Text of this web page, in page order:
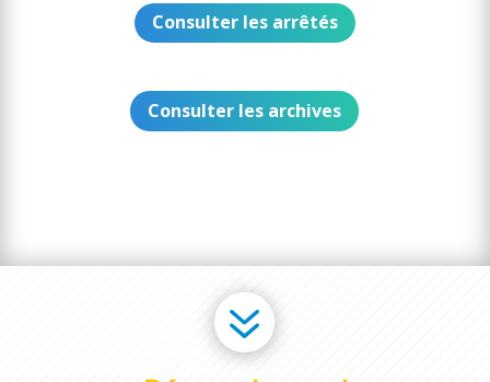
Consulter les arrêtés
Consulter les archives
7